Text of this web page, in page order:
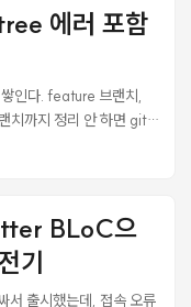
는 잘 된다: ✓ Built
[✓] App Settings
Number: 9 • Display
근데 바로
에러 포함
인다. feature 브랜치,
치까지 정리 안 하면 git
머지된 브랜치들 싹 정
처음엔 그냥 -D 옵션
바른 방법이 아니다.
지됐는지 확인하는 법
가 main에 이미 포함됐
BLoC으
기
출시했는데, 접속 오류